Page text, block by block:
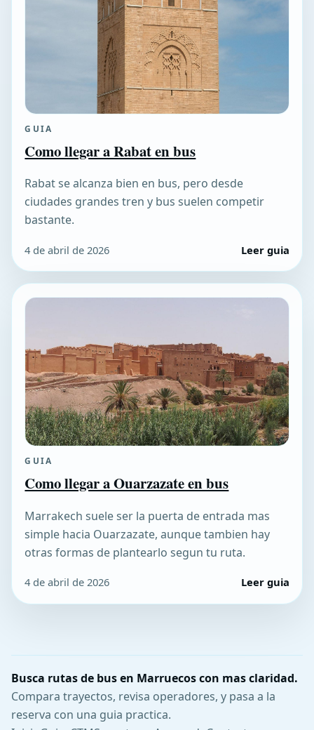
GUIA
Como llegar a Rabat en bus
Rabat se alcanza bien en bus, pero desde
ciudades grandes tren y bus suelen competir
bastante.
4 de abril de 2026 Leer guia
GUIA
Como llegar a Ouarzazate en bus
Marrakech suele ser la puerta de entrada mas
simple hacia Ouarzazate, aunque tambien hay
otras formas de plantearlo segun tu ruta.
4 de abril de 2026 Leer guia
Busca rutas de bus en Marruecos con mas claridad.
Compara trayectos, revisa operadores, y pasa a la
reserva con una guia practica.